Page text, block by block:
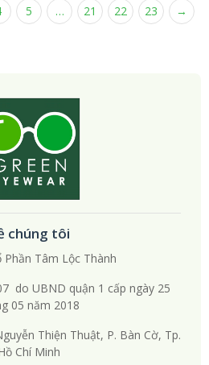
5 … 21 22 23 →
chúng tôi
Phần Tâm Lộc Thành
do UBND quận 1 cấp ngày 25
05 năm 2018
Thiện Thuật, P. Bàn Cờ, Tp.
Chí Minh